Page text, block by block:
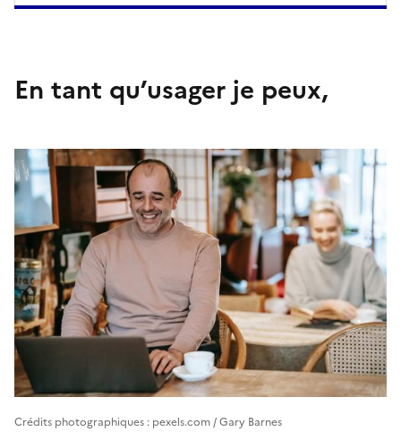
En tant qu’usager je peux,
Crédits photographiques : pexels.com / Gary Barnes